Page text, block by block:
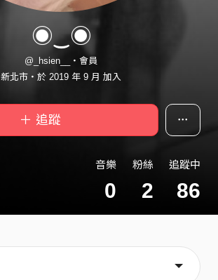
◉‿◉
@_hsien__・會員
新北市・於 2019 年 9 月 加入
＋ 追蹤
音樂
0
粉絲
2
追蹤中
86